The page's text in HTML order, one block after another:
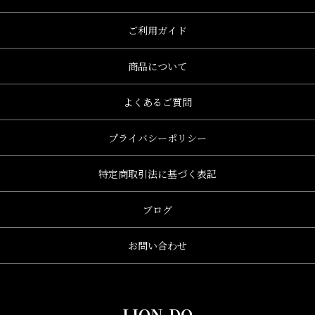
ご利用ガイド
商品について
よくあるご質問
プライバシーポリシー
特定商取引法に基づく表記
ブログ
お問い合わせ